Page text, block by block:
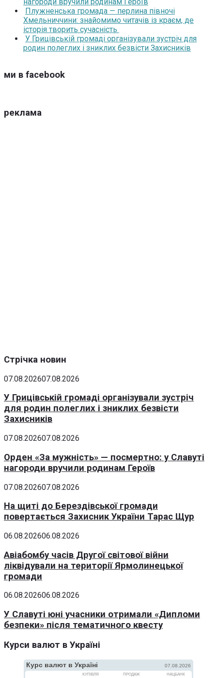
нагороди вручили родинам Героїв
Плужненська громада — перлина півночі
Хмельниччини: знайомимо читачів із краєм, де
історія творить сучасність
У Грицівській громаді організували зустріч для
родин полеглих і зниклих безвісти Захисників
ми в facebook
реклама
Стрічка новин
07.08.202607.08.2026
У Грицівській громаді організували зустріч
для родин полеглих і зниклих безвісти
Захисників
07.08.202607.08.2026
Орден «За мужність» — посмертно: у Славуті
нагороди вручили родинам Героїв
07.08.202607.08.2026
На щиті до Берездівської громади
повертається Захисник України Тарас Щур
06.08.202606.08.2026
Авіабомбу часів Другої світової війни
ліквідували на території Ярмолинецької
громади
06.08.202606.08.2026
У Славуті юні учасники отримали «Дипломи
безпеки» після тематичного квесту
Курси валют в Україні